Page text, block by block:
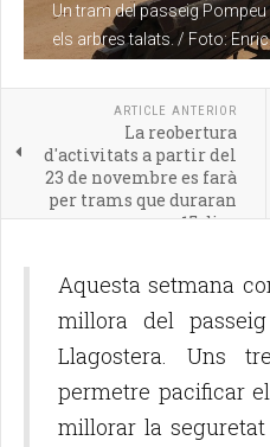
Un tram del passeig
els arbres talats. / Foto:
ARTICLE ANTERIOR
La reobertura
d'activitats a partir del
23 de novembre es farà
per trams que duraran
15 dies
Aquesta setmana
millora del
Llagostera. Uns
permetre pacificar
millorar la